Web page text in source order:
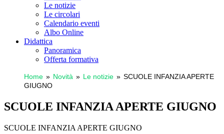
Le notizie
Le circolari
Calendario eventi
Albo Online
Didattica
Panoramica
Offerta formativa
Home Novità Le notizie
SCUOLE INFANZIA APERTE
GIUGNO
SCUOLE INFANZIA APERTE GIUGNO
SCUOLE INFANZIA APERTE GIUGNO